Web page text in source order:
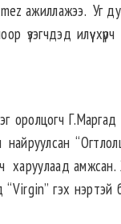
ажиллажээ. Уг
үзэгчдэд илүү
амжсан.
“Virgin” гэх